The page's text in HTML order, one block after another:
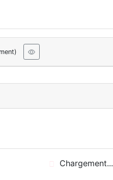
Chargement...